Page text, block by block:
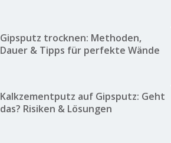
Gipsputz trocknen: Methoden,
Dauer & Tipps für perfekte Wände
Kalkzementputz auf Gipsputz: Geht
das? Risiken & Lösungen